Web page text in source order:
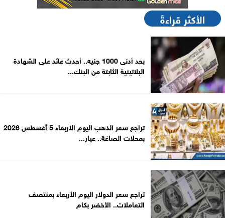
الأكثر قراءةً
بحد أدنى 1000 جنيه.. أحدث عائد على الشهادة
البلاتينية الثابتة من البنك...
تراجع سعر الذهب اليوم الأربعاء 5 أغسطس 2026
بمحلات الصاغة.. عيار...
تراجع سعر الدولار اليوم الأربعاء بمنتصف
التعاملات.. الأخضر بكام